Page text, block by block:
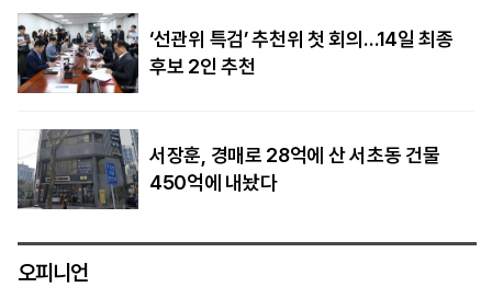
‘선관위 특검’ 추천위 첫 회의…14일 최종
후보 2인 추천
서장훈, 경매로 28억에 산 서초동 건물
450억에 내놨다
오피니언